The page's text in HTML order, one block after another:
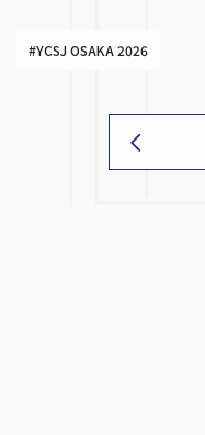
#YCSJ OSAKA 2026